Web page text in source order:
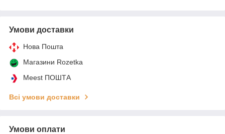
Умови доставки
Нова Пошта
Магазини Rozetka
Meest ПОШТА
Всі умови доставки
Умови оплати